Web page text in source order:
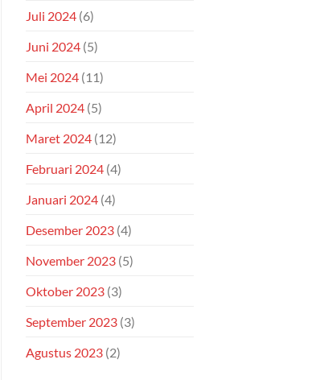
Juli 2024 (6)
Juni 2024 (5)
Mei 2024 (11)
April 2024 (5)
Maret 2024 (12)
Februari 2024 (4)
Januari 2024 (4)
Desember 2023 (4)
November 2023 (5)
Oktober 2023 (3)
September 2023 (3)
Agustus 2023 (2)